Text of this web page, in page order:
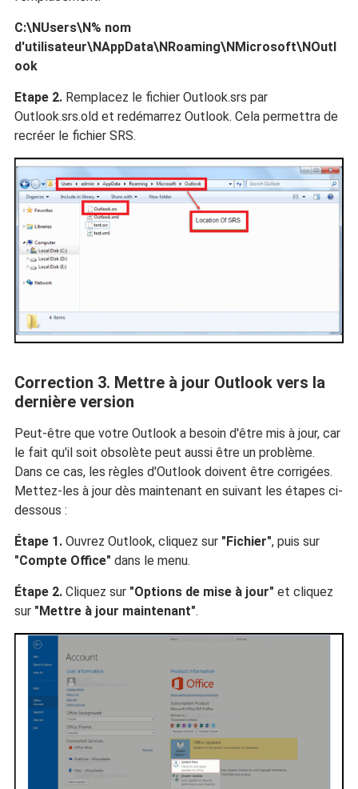
C:\NUsers\N% nom
d'utilisateur\NAppData\NRoaming\NMicrosoft\NOutl
ook
Etape 2.Remplacez le fichier Outlook.srs par
Outlook.srs.old et redémarrez Outlook. Cela permettra de
recréer le fichier SRS.
Correction 3. Mettre à jour Outlook vers la
dernière version
Peut-être que votre Outlook a besoin d'être mis à jour, car
le fait qu'il soit obsolète peut aussi être un problème.
Dans ce cas, les règles d'Outlook doivent être corrigées.
Mettez-les à jour dès maintenant en suivant les étapes ci-
dessous :
Étape 1.Ouvrez Outlook, cliquez sur "Fichier", puis sur
"Compte Office" dans le menu.
Étape 2.Cliquez sur "Options de mise à jour" et cliquez
sur "Mettre à jour maintenant".